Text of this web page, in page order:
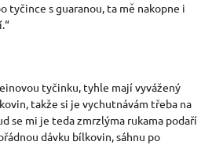
tyčince s guaranou, ta mě nakopne i
tyčinku, tyhle mají vyvážený
takže si je vychutnávám třeba na
se mi je teda zmrzlýma rukama podaří
dávku bílkovin, sáhnu po